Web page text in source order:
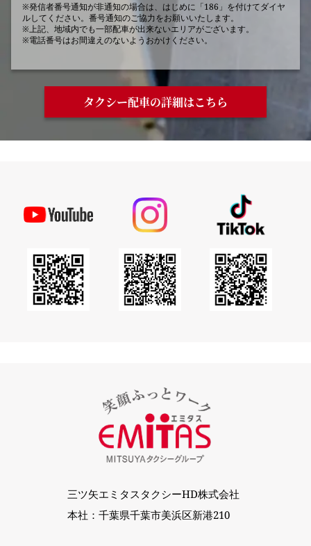
※発信者番号通知が非通知の場合は、はじめに「186」を付けてダイヤ
ルしてください。番号通知のご協力をお願いいたします。
※上記、地域内でも一部配車が出来ないエリアがございます。
※電話番号はお間違えのないようおかけください。
タクシー配車の詳細はこちら
三ツ矢エミタスタクシーHD株式会社
本社：千葉県千葉市美浜区新港210